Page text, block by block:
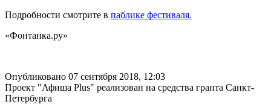
Подробности смотрите в паблике фестиваля.
«Фонтанка.ру»
Опубликовано 07 сентября 2018, 12:03
Проект "Афиша Plus" реализован на средства гранта Санкт-
Петербурга